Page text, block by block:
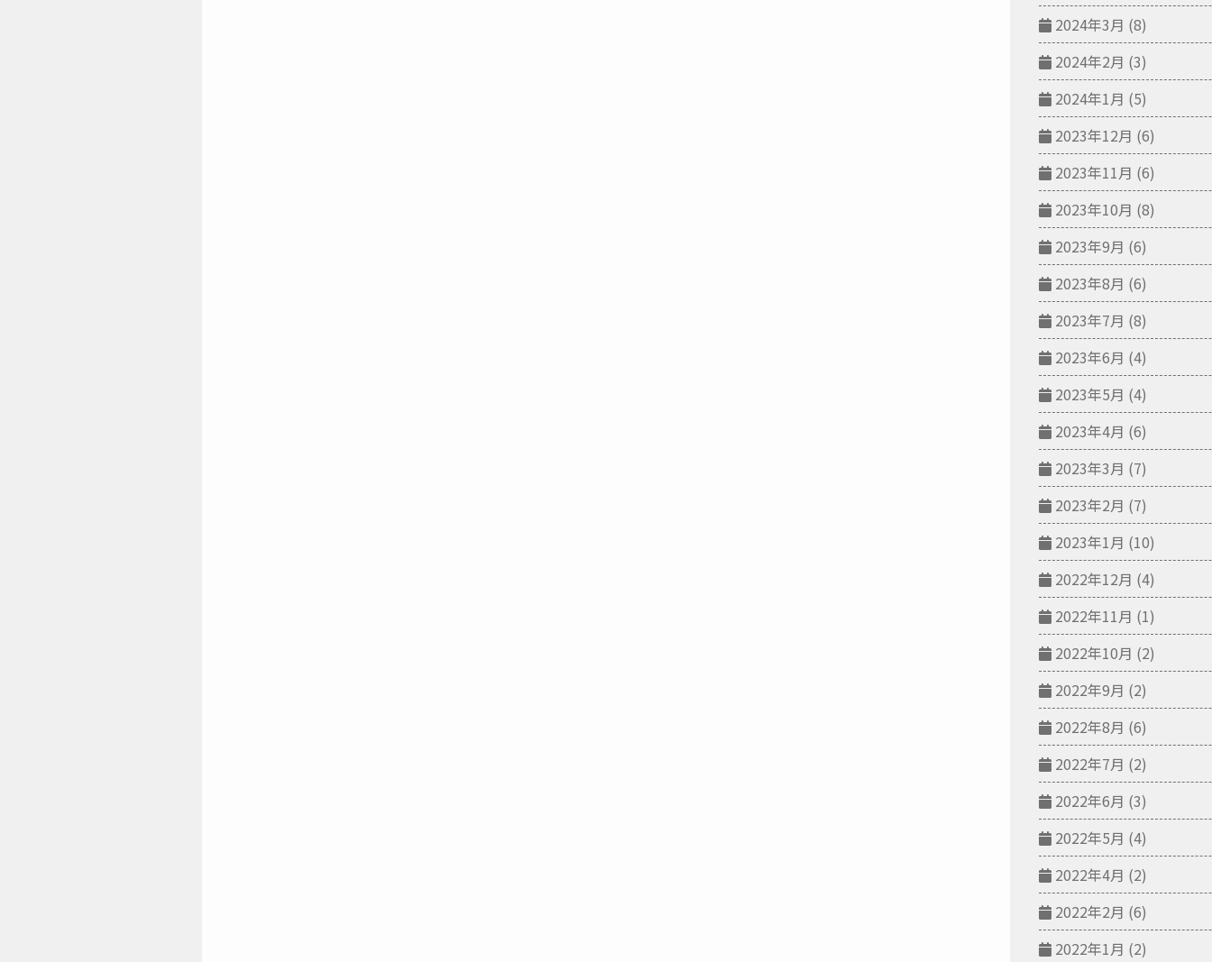
2024年3月 (8)
2024年2月 (3)
2024年1月 (5)
2023年12月 (6)
2023年11月 (6)
2023年10月 (8)
2023年9月 (6)
2023年8月 (6)
2023年7月 (8)
2023年6月 (4)
2023年5月 (4)
2023年4月 (6)
2023年3月 (7)
2023年2月 (7)
2023年1月 (10)
2022年12月 (4)
2022年11月 (1)
2022年10月 (2)
2022年9月 (2)
2022年8月 (6)
2022年7月 (2)
2022年6月 (3)
2022年5月 (4)
2022年4月 (2)
2022年2月 (6)
2022年1月 (2)